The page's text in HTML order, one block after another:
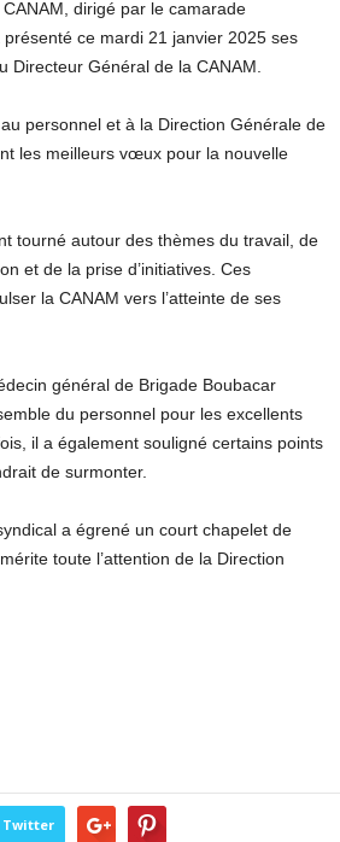
dirigé par le camarade
présenté ce mardi 21 janvier 2025 ses
Général de la CANAM.
personnel et à la Direction Générale de
les meilleurs vœux pour la nouvelle
tourné autour des thèmes du travail, de
et de la prise d’initiatives. Ces
la CANAM vers l’atteinte de ses
général de Brigade Boubacar
du personnel pour les excellents
il a également souligné certains points
de surmonter.
a égrené un court chapelet de
toute l’attention de la Direction
Twitter